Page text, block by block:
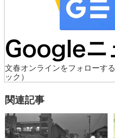
文春オンラインをフォローする
ック）
関連記事